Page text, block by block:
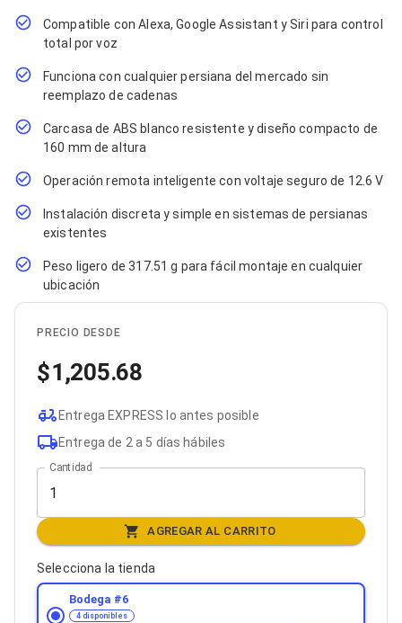
Cables Coaxiales
Accesorios para Cables
Jacks de Red
Conectores
Tapas y Cajas
Pinzas Ponchadoras
Probadores de Cable
Protectores para Cables
Cables para Impresoras
Bobinas
Cableado Estructurado
Sujetadores de Cables
Cinchos
Adaptadores
Adaptadores PC
Adaptadores PC USB
Adaptadores PC SATA
Adaptadores PC IDE
Bluetooth
Adaptadores Video
Adaptadores Video DisplayPort
Divisores de Video
Adaptadores Video HDMI
Adaptadores Video DVI
Adaptadores Video VGA / HD15
Repetidores USB
Adaptadores Audio
Adaptadores Audio AUX
Adaptadores Audio USB
Compatible con Alexa, Google Assistant y Siri para control
total por voz
Funciona con cualquier persiana del mercado sin
reemplazo de cadenas
Carcasa de ABS blanco resistente y diseño compacto de
160 mm de altura
Operación remota inteligente con voltaje seguro de 12.6 V
Instalación discreta y simple en sistemas de persianas
existentes
Peso ligero de 317.51 g para fácil montaje en cualquier
ubicación
PRECIO DESDE
1,205.68
Entrega EXPRESS lo antes posible
Entrega de 2 a 5 días hábiles
Cantidad
AGREGAR AL CARRITO
Selecciona la tienda
Bodega #6
4 disponibles